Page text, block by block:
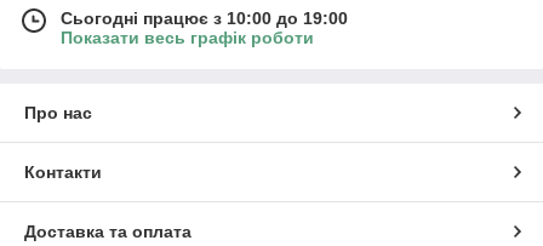
Сьогодні працює з 10:00 до 19:00
Показати весь графік роботи
Про нас
Контакти
Доставка та оплата